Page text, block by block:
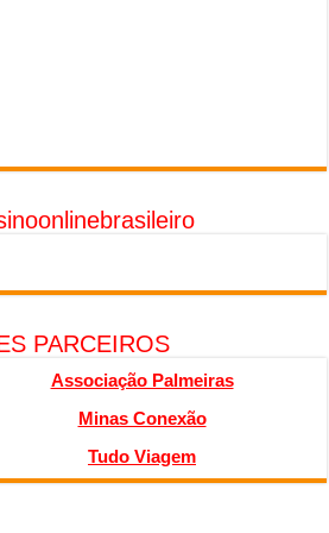
PARCEIROS
Associação Palmeiras
Minas Conexão
Tudo Viagem